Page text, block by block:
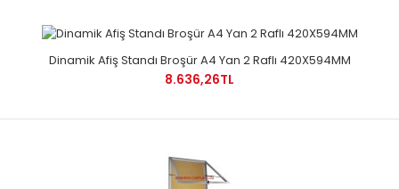
Dinamik Afiş Standı Broşür A4 Yan 2 Raflı 420X594MM
8.636,26TL